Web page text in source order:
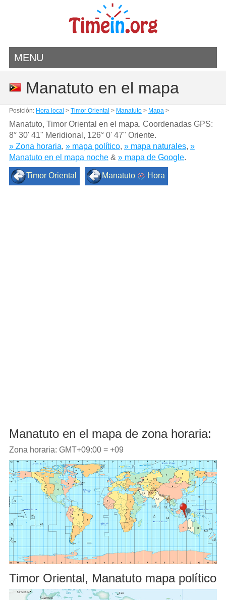
MENU
Manatuto en el mapa
Posición: Hora local > Timor Oriental > Manatuto> Mapa>
Manatuto, Timor Oriental en el mapa. Coordenadas GPS:
8° 30' 41" Meridional , 126° 0' 47" Oriente.
» Zona horaria, » mapa político, » mapa naturales, »
Manatuto en el mapa noche& » mapa de Google.
Timor Oriental Manatuto Hora
Manatuto en el mapa de zona horaria:
Zona horaria: GMT+09:00 = +09
Timor Oriental, Manatuto mapa político